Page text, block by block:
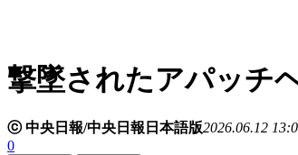
撃墜されたアパッチ
ⓒ 中央日報/中央日報日本語版2026.06.12
0